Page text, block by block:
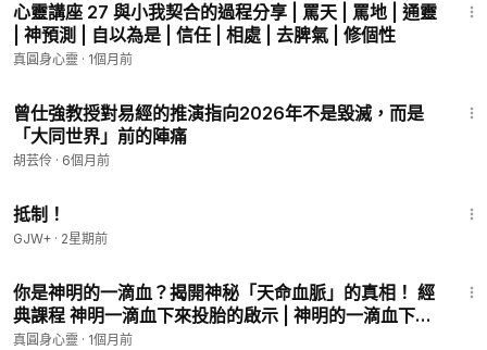
2:40歷史故事：三顧茅廬
5:13比卦六爻深度解析
8:04結語：團結與人生智慧
#新修行心修行
#不拘泥形式的修行法
#心靈講座
#生命藍圖
#靈學
#靈修
#命理
心靈講座 27 與小我契合的過程分享 | 罵天 | 罵地 | 通靈
| 神預測 | 自以為是 | 信任 | 相處 | 去脾氣 | 修個性
真圓身心靈 · 1個月前
曾仕強教授對易經的推演指向2026年不是毀滅，而是
「大同世界」前的陣痛
胡芸伶 · 6個月前
抵制！
GJW+ · 2星期前
你是神明的一滴血？揭開神秘「天命血脈」的真相！ 經
典課程 神明一滴血下來投胎的啟示 | 神明的一滴血下
凡：投胎、使命與靈魂歸屬的宗教哲學解析
真圓身心靈 · 1個月前